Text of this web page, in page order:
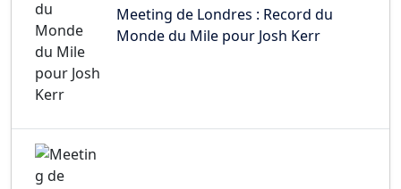
Meeting de Londres : Record du
Monde du Mile pour Josh Kerr